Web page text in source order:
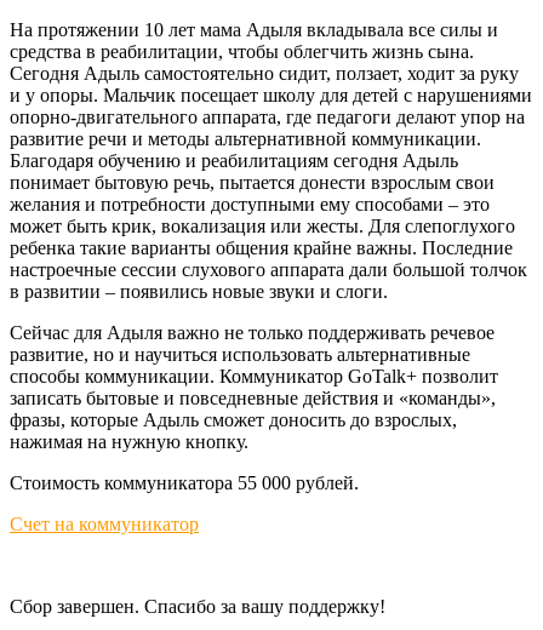
На протяжении 10 лет мама Адыля вкладывала все силы и
средства в реабилитации, чтобы облегчить жизнь сына.
Сегодня Адыль самостоятельно сидит, ползает, ходит за руку
и у опоры. Мальчик посещает школу для детей с нарушениями
опорно-двигательного аппарата, где педагоги делают упор на
развитие речи и методы альтернативной коммуникации.
Благодаря обучению и реабилитациям сегодня Адыль
понимает бытовую речь, пытается донести взрослым свои
желания и потребности доступными ему способами – это
может быть крик, вокализация или жесты. Для слепоглухого
ребенка такие варианты общения крайне важны. Последние
настроечные сессии слухового аппарата дали большой толчок
в развитии – появились новые звуки и слоги.
Сейчас для Адыля важно не только поддерживать речевое
развитие, но и научиться использовать альтернативные
способы коммуникации. Коммуникатор GoTalk+ позволит
записать бытовые и повседневные действия и «команды»,
фразы, которые Адыль сможет доносить до взрослых,
нажимая на нужную кнопку.
Стоимость коммуникатора 55 000 рублей.
Счет на коммуникатор
Сбор завершен. Спасибо за вашу поддержку!